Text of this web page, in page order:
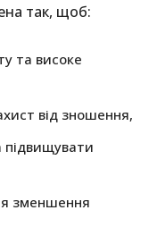
так, щоб:
та високе
від зношення,
підвищувати
зменшення